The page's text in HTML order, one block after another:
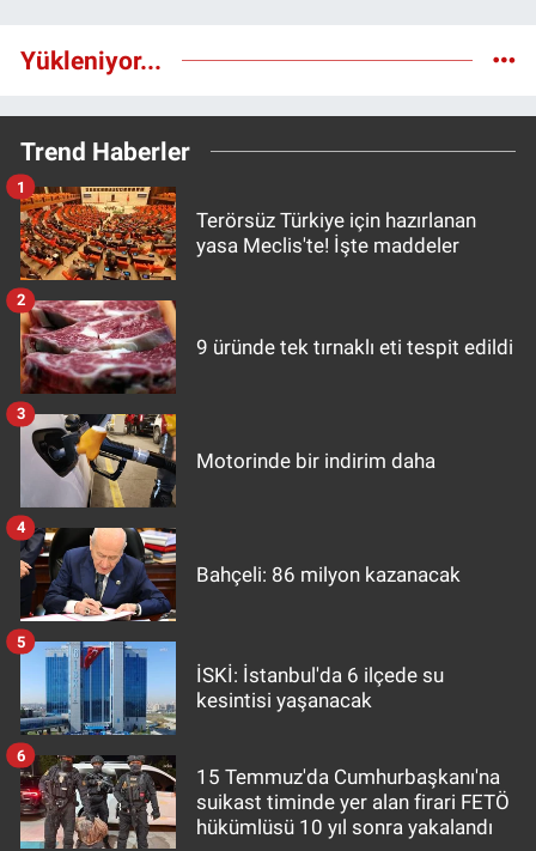
Yükleniyor...
Trend Haberler
Terörsüz Türkiye için hazırlanan
yasa Meclis'te! İşte maddeler
1
9 üründe tek tırnaklı eti tespit edildi
2
Motorinde bir indirim daha
3
Bahçeli: 86 milyon kazanacak
4
İSKİ: İstanbul'da 6 ilçede su
kesintisi yaşanacak
5
15 Temmuz'da Cumhurbaşkanı'na
suikast timinde yer alan firari FETÖ
hükümlüsü 10 yıl sonra yakalandı
6